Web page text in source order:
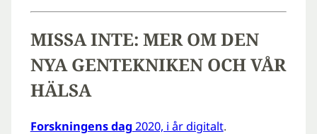
MISSA INTE: MER OM DEN
NYA GENTEKNIKEN OCH VÅR
HÄLSA
Forskningens dag 2020, i år digitalt.